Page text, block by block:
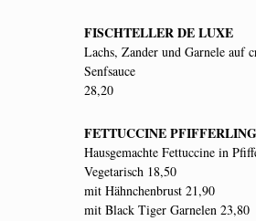
FISCHTELLER DE LUXE
Lachs, Zander und Garnele auf
Senfsauce
28,20
FETTUCCINE PFIFFERLING
Hausgemachte Fettuccine in
Vegetarisch 18,50
mit Hähnchenbrust 21,90
mit Black Tiger Garnelen 23,80